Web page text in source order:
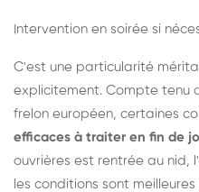
Intervention en soirée si
C'est une particularité
explicitement. Compte tenu
frelon européen, certaines
efficaces à traiter en fin de
ouvrières est rentrée au nid,
les conditions sont